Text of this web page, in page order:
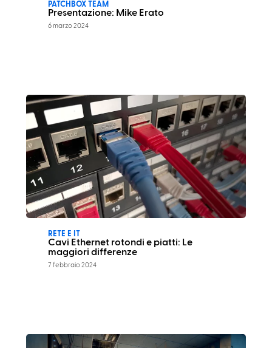
PATCHBOX TEAM
Presentazione: Mike Erato
6 marzo 2024
RETE E IT
Cavi Ethernet rotondi e piatti: Le
maggiori differenze
7 febbraio 2024